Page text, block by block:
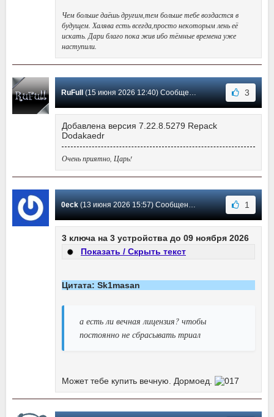
Чем больше даёшь другим,тем больше тебе воздастся в
будущем. Халява есть всегда,просто некоторым лень её
искать. Дари благо пока жив ибо тёмные времена уже
наступили.
RuFull (15 июня 2026 12:40) Сообщение #4128 3
Добавлена версия 7.22.8.5279 Repack
Dodakaedr
Очень приятно, Царь!
0eck(13 июня 2026 15:57) Сообщение #4127 1
3 ключа на 3 устройства до 09 ноября 2026
Показать / Скрыть текст
Цитата: Sk1masan
а есть ли вечная лицензия? чтобы
постоянно не сбрасывать триал
Может тебе купить вечную. Дормоед.